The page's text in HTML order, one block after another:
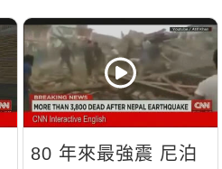
80 年來最強震 尼泊